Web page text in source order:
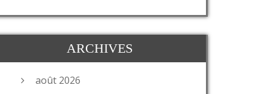
ARCHIVES
août 2026